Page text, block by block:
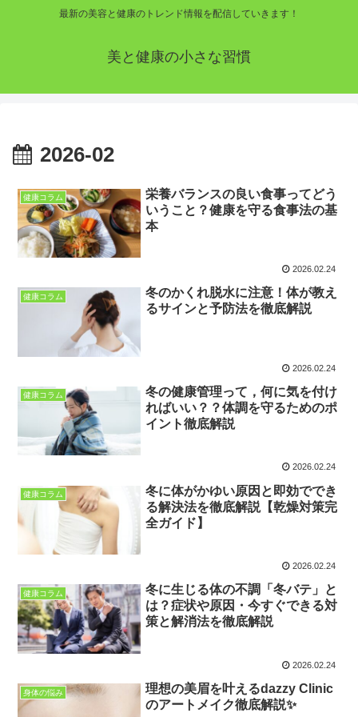
最新の美容と健康のトレンド情報を配信していきます！
美と健康の小さな習慣
2026-02
健康コラム
栄養バランスの良い食事ってどう
いうこと？健康を守る食事法の基
本
2026.02.24
健康コラム
冬のかくれ脱水に注意！体が教え
るサインと予防法を徹底解説
2026.02.24
健康コラム
冬の健康管理って，何に気を付け
ればいい？？体調を守るためのポ
イント徹底解説
2026.02.24
健康コラム
冬に体がかゆい原因と即効ででき
る解決法を徹底解説【乾燥対策完
全ガイド】
2026.02.24
健康コラム
冬に生じる体の不調「冬バテ」と
は？症状や原因・今すぐできる対
策と解消法を徹底解説
2026.02.24
身体の悩み
理想の美眉を叶えるdazzy Clinic
のアートメイク徹底解説✨